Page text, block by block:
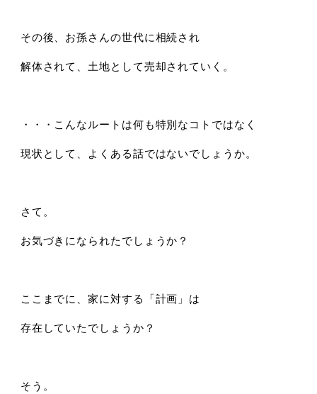
その後、お孫さんの世代に相続され
解体されて、土地として売却されていく。
・・・こんなルートは何も特別なコトではなく
現状として、よくある話ではないでしょうか。
さて。
お気づきになられたでしょうか？
ここまでに、家に対する「計画」は
存在していたでしょうか？
そう。